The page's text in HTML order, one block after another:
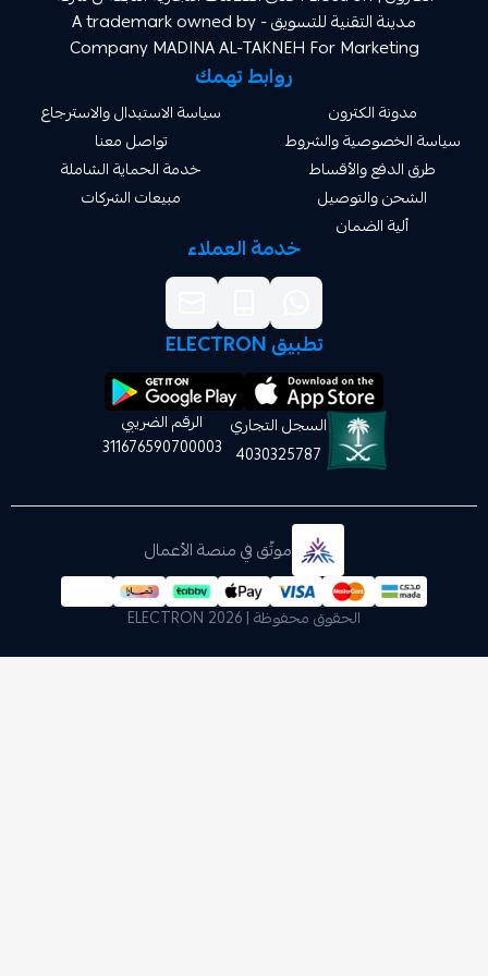
مدينة التقنية للتسويق A trademark owned by -
Company MADINA AL-TAKNEH For
روابط تهمك
والشروط
والأقساط
والتوصيل
سياسة الاستبدال والاسترجاع
خدمة الحماية الشاملة
مبيعات الشركات
خدمة العملاء
السجل التجاري
4030325787
الرقم الضريبي
311676590700003
موثّق في منصة الأعمال
الحقوق محفوظة | 2026 ELECTRON